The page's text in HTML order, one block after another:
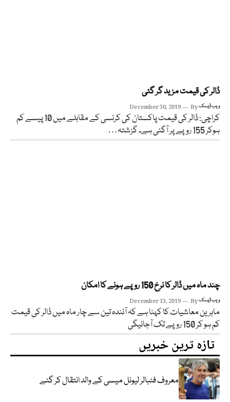
ڈالر کی قیمت مزید گر گئی
December 30, 2019 Byویب ڈیسک
کراچی: ڈالر کی قیمت پاکستان کی کرنسی کے مقابلے میں 10 پیسے کم
ہوکر 155 روپے پر آگئی ہے۔ گزشتہ…
چند ماہ میں ڈالر کا نرخ 150 روپے ہونے کا امکان
December 13, 2019 Byویب ڈیسک
ماہرین معاشیات کا کہنا ہے کہ آئندہ تین سے چار ماہ میں ڈالر کی قیمت
کم ہو کر 150 روپے تک آجائیگی
تازہ ترین خبریں
معروف فٹبالر لیونل میسی کے والد انتقال کر گئے